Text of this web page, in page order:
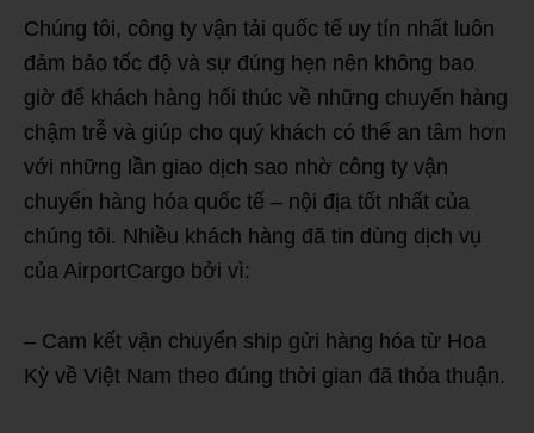
Chúng tôi, công ty vận tải quốc tế uy tín nhất luôn
đảm bảo tốc độ và sự đúng hẹn nên không bao
giờ để khách hàng hối thúc về những chuyến hàng
chậm trễ và giúp cho quý khách có thể an tâm hơn
với những lần giao dịch sao nhờ công ty vận
chuyển hàng hóa quốc tế – nội địa tốt nhất của
chúng tôi. Nhiều khách hàng đã tin dùng dịch vụ
của AirportCargo bởi vì:
– Cam kết vận chuyển ship gửi hàng hóa từ Hoa
Kỳ về Việt Nam theo đúng thời gian đã thỏa thuận.